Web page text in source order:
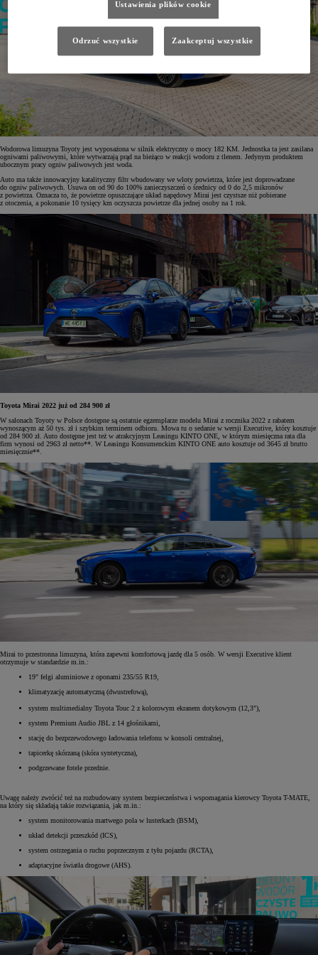
Wodorowa limuzyna Toyoty jest wyposażona w silnik elektryczny o mocy 182 KM. Jednostka ta jest zasilana
ogniwami paliwowymi, które wytwarzają prąd na bieżąco w reakcji wodoru z tlenem. Jedynym produktem
ubocznym pracy ogniw paliwowych jest woda.
Auto ma także innowacyjny katalityczny filtr wbudowany we wloty powietrza, które jest doprowadzane
do ogniw paliwowych. Usuwa on od 90 do 100% zanieczyszczeń o średnicy od 0 do 2,5 mikronów
z powietrza. Oznacza to, że powietrze opuszczające układ napędowy Mirai jest czystsze niż pobierane
z otoczenia, a pokonanie 10 tysięcy km oczyszcza powietrze dla jednej osoby na 1 rok.
Toyota Mirai 2022 już od 284 900 zł
W salonach Toyoty w Polsce dostępne są ostatnie egzemplarze modelu Mirai z rocznika 2022 z rabatem
wynoszącym aż 50 tys. zł i szybkim terminem odbioru. Mowa tu o sedanie w wersji Executive, który kosztuje
od 284 900 zł. Auto dostępne jest też w atrakcyjnym Leasingu KINTO ONE, w którym miesięczna rata dla
firm wynosi od 2963 zł netto**. W Leasingu Konsumenckim KINTO ONE auto kosztuje od 3645 zł brutto
miesięcznie**.
Mirai to przestronna limuzyna, która zapewni komfortową jazdę dla 5 osób. W wersji Executive klient
otrzymuje w standardzie m.in.:
19" felgi aluminiowe z oponami 235/55 R19,
klimatyzację automatyczną (dwustrefową),
system multimedialny Toyota Touc 2 z kolorowym ekranem dotykowym (12,3"),
system Premium Audio JBL z 14 głośnikami,
stację do bezprzewodowego ładowania telefonu w konsoli centralnej,
tapicerkę skórzaną (skóra syntetyczna),
podgrzewane fotele przednie.
Uwagę należy zwrócić też na rozbudowany system bezpieczeństwa i wspomagania kierowcy Toyota T-MATE,
na który się składają takie rozwiązania, jak m.in.:
system monitorowania martwego pola w lusterkach (BSM),
układ detekcji przeszkód (ICS),
system ostrzegania o ruchu poprzecznym z tyłu pojazdu (RCTA),
adaptacyjne światła drogowe (AHS).
Ustawienia plików cookie
Odrzuć wszystkie Zaakceptuj wszystkie